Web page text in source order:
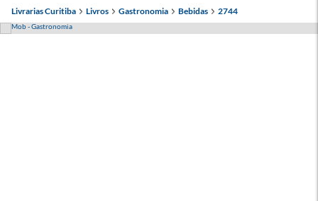
Livrarias Curitiba Livros Gastronomia Bebidas 2744